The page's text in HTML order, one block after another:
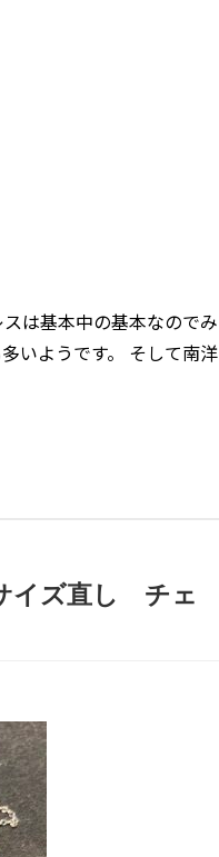
は基本中の基本なのでみ
いようです。 そして南洋
イズ直し チェ